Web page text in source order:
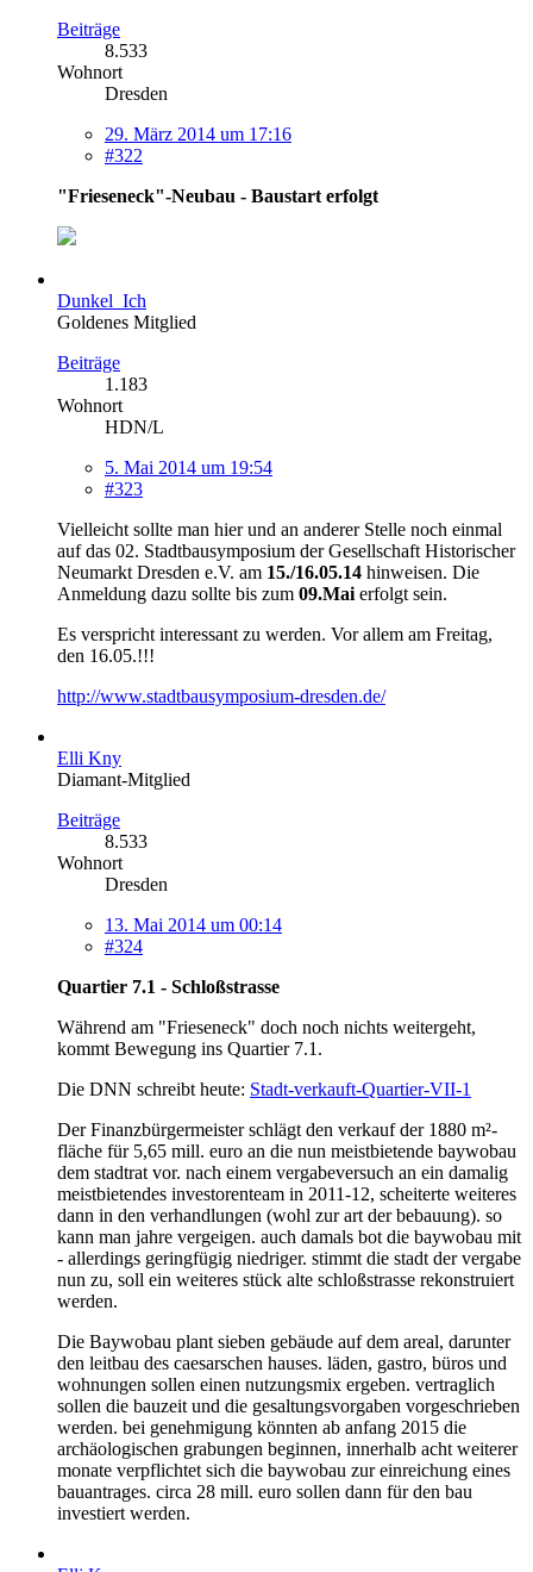
Beiträge
8.533
Wohnort
Dresden
29. März 2014 um 17:16
#322
"Frieseneck"-Neubau - Baustart erfolgt
Dunkel_Ich
Goldenes Mitglied
Beiträge
1.183
Wohnort
HDN/L
5. Mai 2014 um 19:54
#323
Vielleicht sollte man hier und an anderer Stelle noch einmal
auf das 02. Stadtbausymposium der Gesellschaft Historischer
Neumarkt Dresden e.V. am 15./16.05.14 hinweisen. Die
Anmeldung dazu sollte bis zum 09.Mai erfolgt sein.
Es verspricht interessant zu werden. Vor allem am Freitag,
den 16.05.!!!
http://www.stadtbausymposium-dresden.de/
Elli Kny
Diamant-Mitglied
Beiträge
8.533
Wohnort
Dresden
13. Mai 2014 um 00:14
#324
Quartier 7.1 - Schloßstrasse
Während am "Frieseneck" doch noch nichts weitergeht,
kommt Bewegung ins Quartier 7.1.
Die DNN schreibt heute: Stadt-verkauft-Quartier-VII-1
Der Finanzbürgermeister schlägt den verkauf der 1880 m²-
fläche für 5,65 mill. euro an die nun meistbietende baywobau
dem stadtrat vor. nach einem vergabeversuch an ein damalig
meistbietendes investorenteam in 2011-12, scheiterte weiteres
dann in den verhandlungen (wohl zur art der bebauung). so
kann man jahre vergeigen. auch damals bot die baywobau mit
- allerdings geringfügig niedriger. stimmt die stadt der vergabe
nun zu, soll ein weiteres stück alte schloßstrasse rekonstruiert
werden.
Die Baywobau plant sieben gebäude auf dem areal, darunter
den leitbau des caesarschen hauses. läden, gastro, büros und
wohnungen sollen einen nutzungsmix ergeben. vertraglich
sollen die bauzeit und die gesaltungsvorgaben vorgeschrieben
werden. bei genehmigung könnten ab anfang 2015 die
archäologischen grabungen beginnen, innerhalb acht weiterer
monate verpflichtet sich die baywobau zur einreichung eines
bauantrages. circa 28 mill. euro sollen dann für den bau
investiert werden.